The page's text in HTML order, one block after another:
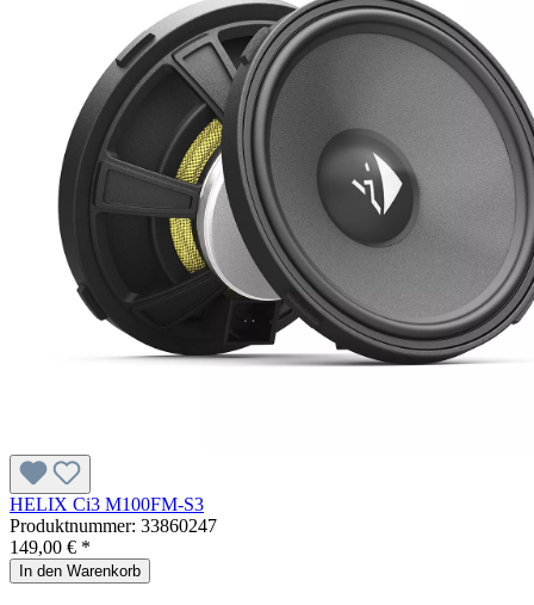
HELIX Ci3 M100FM-S3
Produktnummer: 33860247
149,00 € *
In den Warenkorb